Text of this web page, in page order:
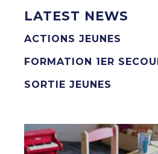
LATEST NEWS
ACTIONS JEUNES
FORMATION 1ER
SORTIE JEUNES